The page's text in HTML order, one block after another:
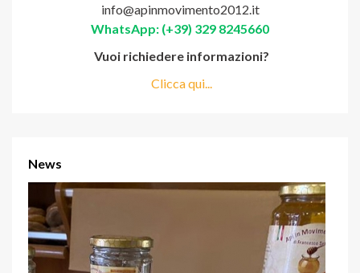
info@apinmovimento2012.it
WhatsApp: (+39) 329 8245660
Vuoi richiedere informazioni?
Clicca qui...
News